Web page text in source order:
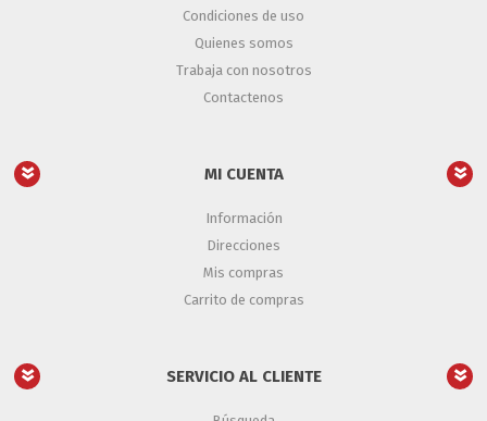
Condiciones de uso
Quienes somos
Trabaja con nosotros
Contactenos
MI CUENTA
Información
Direcciones
Mis compras
Carrito de compras
SERVICIO AL CLIENTE